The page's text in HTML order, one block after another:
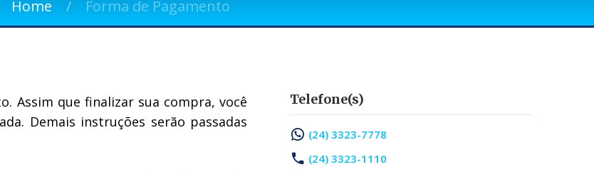
Home Forma de Pagamento
Assim que finalizar sua compra, você
Demais instruções serão passadas
Telefone(s)
(24) 3323-7778
(24) 3323-1110